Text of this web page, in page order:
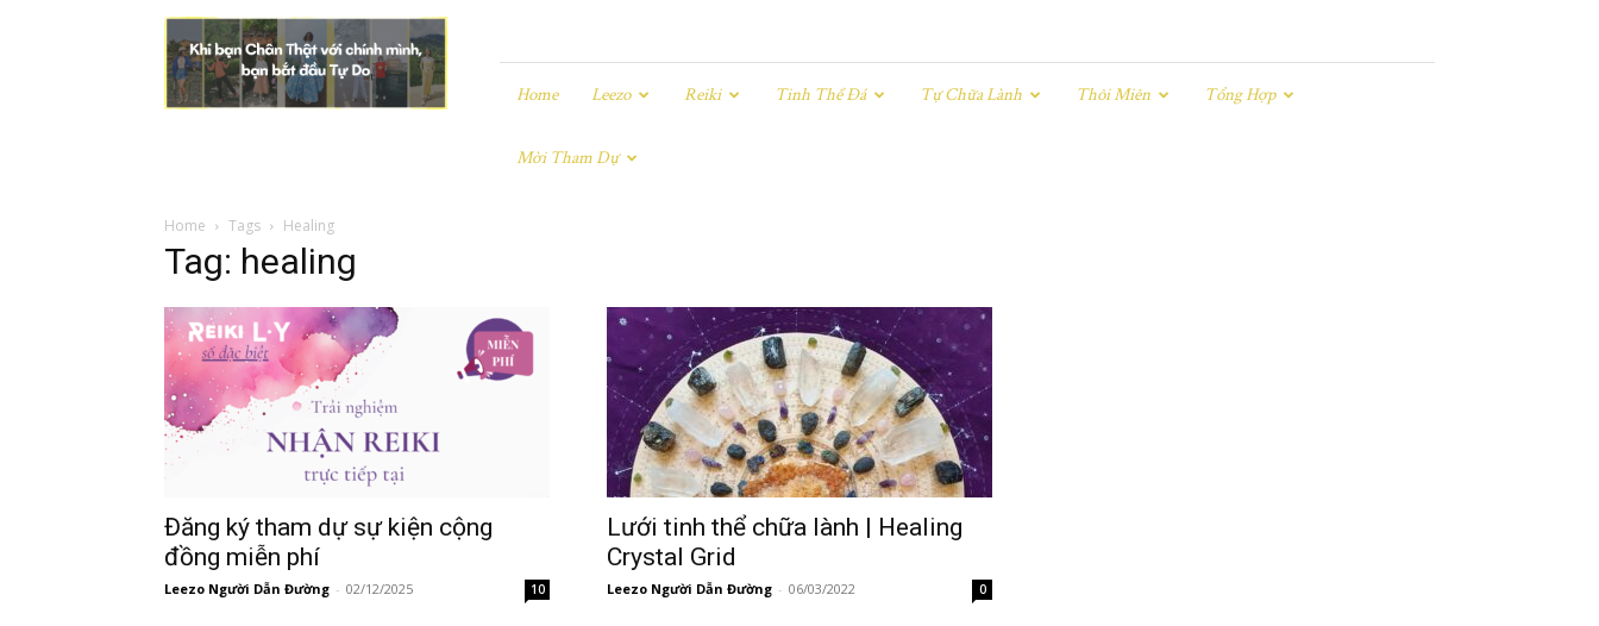
Leezo
|
Chân
Thật
Home Leezo Reiki Tinh Thể Đá Tự Chữa Lành Thôi Miên Tổng Hợp
Mời Tham Dự
Home Tags Healing
Tag: healing
Đăng ký tham dự sự kiện cộng
đồng miễn phí
Leezo Người Dẫn Đường - 02/12/2025 10
Lưới tinh thể chữa lành | Healing
Crystal Grid
Leezo Người Dẫn Đường - 06/03/2022 0